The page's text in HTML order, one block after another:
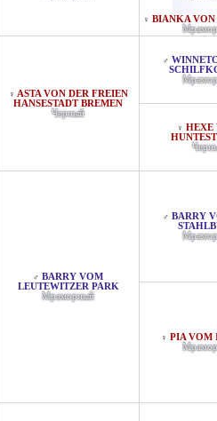
♀ BIANKA VON
♀ ASTA VON DER FREIEN
HANSESTADT BREMEN
Черный
♂
♀ HEXE
♂ BARRY VOM
LEUTEWITZER PARK
Мраморный
♂ BARRY
♀ PIA VOM